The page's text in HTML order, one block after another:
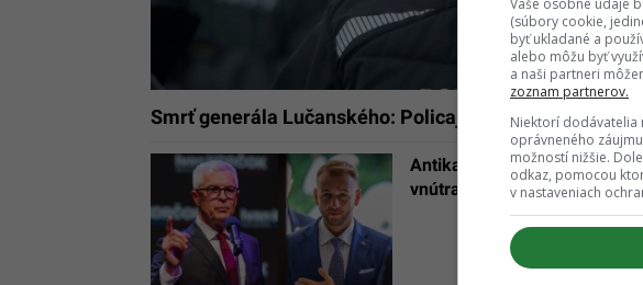
Smrť generála Lučanského: Policajná inšpekcia opäť
Antikampaň Šutaja Eštoka
vnútra sa môže zaoberať
Vaše osobné údaje
(súbory cookie,
byť ukladané a
alebo môžu byť
a naši partneri
zoznam partnerov.
Niektorí dodávatelia
oprávneného
možností nižšie.
odkaz, pomocou
v nastaveniach